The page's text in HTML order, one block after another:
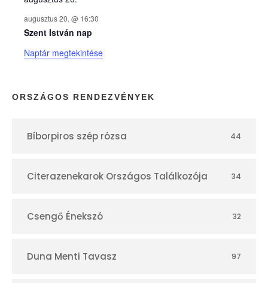
k
n
a
p
r
augusztus 20. @ 16:30
Szent István nap
Naptár megtekintése
ORSZÁGOS RENDEZVÉNYEK
Bíborpiros szép rózsa 44
Citerazenekarok Országos Találkozója 34
Csengő Énekszó 32
Duna Menti Tavasz 97